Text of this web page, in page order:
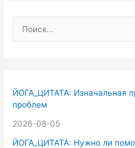
о
к
:
ЙОГА_ЦИТАТА: Изначальная
проблем
2026-08-05
ЙОГА_ЦИТАТА: Нужно ли